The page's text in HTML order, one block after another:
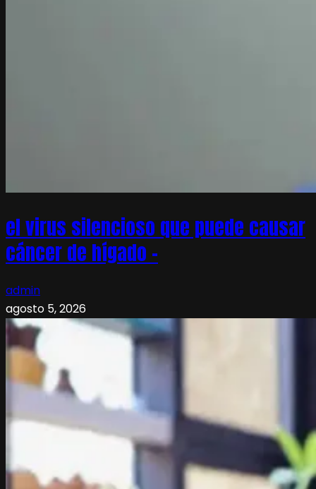
el virus silencioso que puede causar
cáncer de hígado –
admin
agosto 5, 2026